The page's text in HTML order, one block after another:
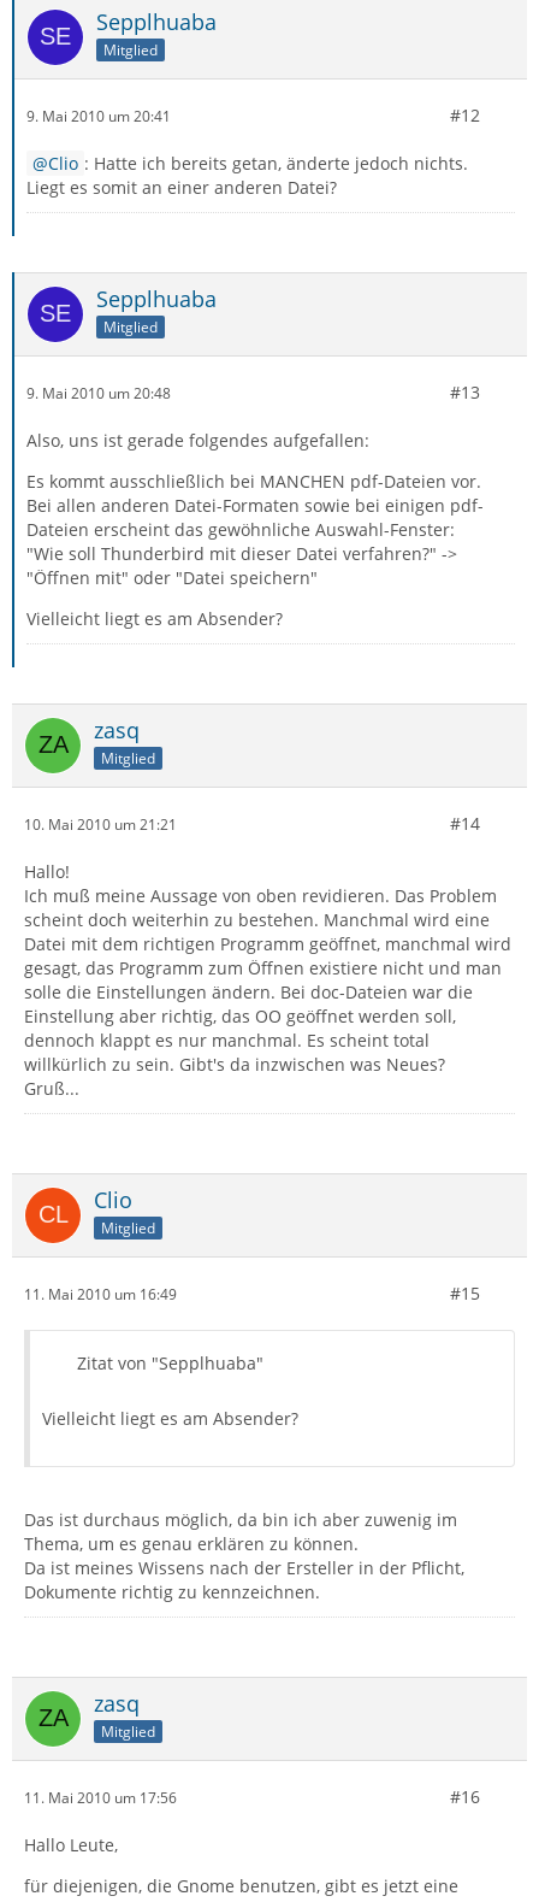
Sepplhuaba
Mitglied
9. Mai 2010 um 20:41 #12
Clio : Hatte ich bereits getan, änderte jedoch nichts.
Liegt es somit an einer anderen Datei?
Sepplhuaba
Mitglied
9. Mai 2010 um 20:48 #13
Also, uns ist gerade folgendes aufgefallen:
Es kommt ausschließlich bei MANCHEN pdf-Dateien vor.
Bei allen anderen Datei-Formaten sowie bei einigen pdf-
Dateien erscheint das gewöhnliche Auswahl-Fenster:
"Wie soll Thunderbird mit dieser Datei verfahren?" ->
"Öffnen mit" oder "Datei speichern"
Vielleicht liegt es am Absender?
zasq
Mitglied
10. Mai 2010 um 21:21 #14
Hallo!
Ich muß meine Aussage von oben revidieren. Das Problem
scheint doch weiterhin zu bestehen. Manchmal wird eine
Datei mit dem richtigen Programm geöffnet, manchmal wird
gesagt, das Programm zum Öffnen existiere nicht und man
solle die Einstellungen ändern. Bei doc-Dateien war die
Einstellung aber richtig, das OO geöffnet werden soll,
dennoch klappt es nur manchmal. Es scheint total
willkürlich zu sein. Gibt's da inzwischen was Neues?
Gruß...
Clio
Mitglied
11. Mai 2010 um 16:49 #15
Zitat von "Sepplhuaba"
Vielleicht liegt es am Absender?
Das ist durchaus möglich, da bin ich aber zuwenig im
Thema, um es genau erklären zu können.
Da ist meines Wissens nach der Ersteller in der Pflicht,
Dokumente richtig zu kennzeichnen.
zasq
Mitglied
11. Mai 2010 um 17:56 #16
Hallo Leute,
für diejenigen, die Gnome benutzen, gibt es jetzt eine